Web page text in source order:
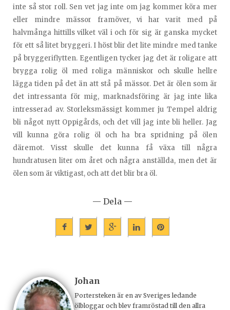
inte så stor roll. Sen vet jag inte om jag kommer köra mer
eller mindre mässor framöver, vi har varit med på
halvmånga hittills vilket väl i och för sig är ganska mycket
för ett så litet bryggeri. I höst blir det lite mindre med tanke
på bryggeriflytten. Egentligen tycker jag det är roligare att
brygga rolig öl med roliga människor och skulle hellre
lägga tiden på det än att stå på mässor. Det är ölen som är
det intressanta för mig, marknadsföring är jag inte lika
intresserad av. Storleksmässigt kommer ju Tempel aldrig
bli något nytt Oppigårds, och det vill jag inte bli heller. Jag
vill kunna göra rolig öl och ha bra spridning på ölen
däremot. Visst skulle det kunna få växa till några
hundratusen liter om året och några anställda, men det är
ölen som är viktigast, och att det blir bra öl.
— Dela —
Johan
Portersteken är en av Sveriges ledande
ölbloggar och blev framröstad till den allra